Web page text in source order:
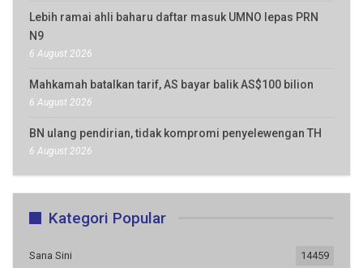
Lebih ramai ahli baharu daftar masuk UMNO lepas PRN
N9
6 August 2026
Mahkamah batalkan tarif, AS bayar balik AS$100 bilion
6 August 2026
BN ulang pendirian, tidak kompromi penyelewengan TH
6 August 2026
Kategori Popular
Sana Sini 14459